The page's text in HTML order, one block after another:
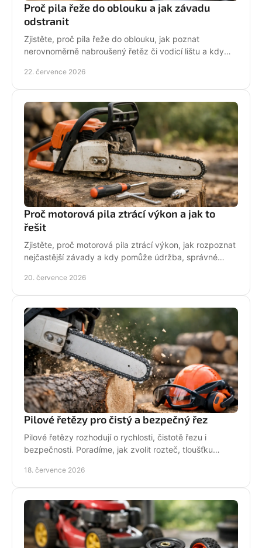
Proč pila řeže do oblouku a jak závadu
odstranit
Zjistěte, proč pila řeže do oblouku, jak poznat
nerovnoměrně nabroušený řetěz či vodicí lištu a kdy
22. července 2026
Proč motorová pila ztrácí výkon a jak to
řešit
Zjistěte, proč motorová pila ztrácí výkon, jak rozpoznat
nejčastější závady a kdy pomůže údržba, správné
20. července 2026
Pilové řetězy pro čistý a bezpečný řez
Pilové řetězy rozhodují o rychlosti, čistotě řezu i
bezpečnosti. Poradíme, jak zvolit rozteč, tloušťku
18. července 2026